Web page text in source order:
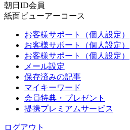
朝日ID会員
紙面ビューアーコース
お客様サポート（個人設定）
お客様サポート（個人設定）
お客様サポート（個人設定）
メール設定
保存済みの記事
マイキーワード
会員特典・プレゼント
提携プレミアムサービス
ログアウト